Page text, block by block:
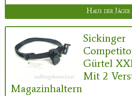
Haus der Jäger
Sickinger
Gürtel
Mit 2
Magazinhaltern